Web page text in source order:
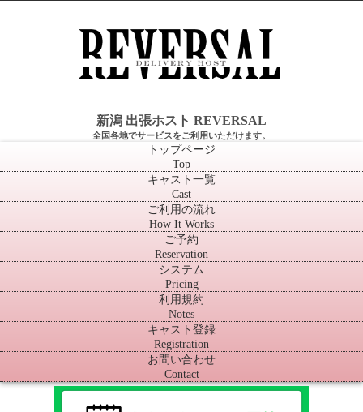
新潟 出張ホスト REVERSAL
全国各地でサービスをご利用いただけます。
トップページ
Top
キャスト一覧
Cast
ご利用の流れ
How It Works
ご予約
Reservation
システム
Pricing
利用規約
Notes
キャスト登録
Registration
お問い合わせ
Contact